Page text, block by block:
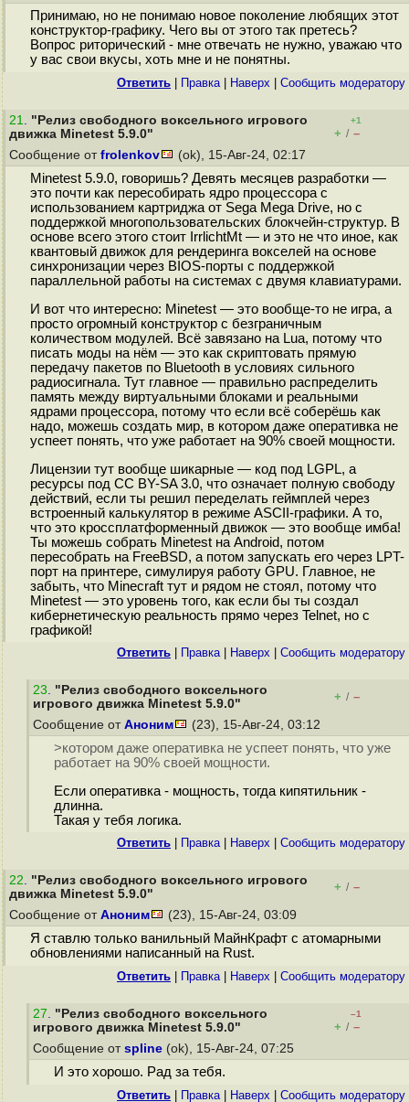
Принимаю, но не понимаю новое поколение любящих этот
конструктор-графику. Чего вы от этого так претесь?
Вопрос риторический - мне отвечать не нужно, уважаю что
у вас свои вкусы, хоть мне и не понятны.
Ответить Правка| Наверх Cообщить модератору
21. "Релиз свободного воксельного игрового
движка Minetest 5.9.0"
+1
+ / –
Сообщение от frolenkov (ok), 15-Авг-24, 02:17
Minetest 5.9.0, говоришь? Девять месяцев разработки —
это почти как пересобирать ядро процессора с
использованием картриджа от Sega Mega Drive, но с
поддержкой многопользовательских блокчейн-структур. В
основе всего этого стоит IrrlichtMt — и это не что иное, как
квантовый движок для рендеринга вокселей на основе
синхронизации через BIOS-порты с поддержкой
параллельной работы на системах с двумя клавиатурами.
И вот что интересно: Minetest — это вообще-то не игра, а
просто огромный конструктор с безграничным
количеством модулей. Всё завязано на Lua, потому что
писать моды на нём — это как скриптовать прямую
передачу пакетов по Bluetooth в условиях сильного
радиосигнала. Тут главное — правильно распределить
память между виртуальными блоками и реальными
ядрами процессора, потому что если всё соберёшь как
надо, можешь создать мир, в котором даже оперативка не
успеет понять, что уже работает на 90% своей мощности.
Лицензии тут вообще шикарные — код под LGPL, а
ресурсы под CC BY-SA 3.0, что означает полную свободу
действий, если ты решил переделать геймплей через
встроенный калькулятор в режиме ASCII-графики. А то,
что это кроссплатформенный движок — это вообще имба!
Ты можешь собрать Minetest на Android, потом
пересобрать на FreeBSD, а потом запускать его через LPT-
порт на принтере, симулируя работу GPU. Главное, не
забыть, что Minecraft тут и рядом не стоял, потому что
Minetest — это уровень того, как если бы ты создал
кибернетическую реальность прямо через Telnet, но с
графикой!
Ответить Правка| Наверх Cообщить модератору
23. "Релиз свободного воксельного
игрового движка Minetest 5.9.0"
+ / –
Сообщение от Аноним (23), 15-Авг-24, 03:12
>котором даже оперативка не успеет понять, что уже
работает на 90% своей мощности.
Если оперативка - мощность, тогда кипятильник -
длинна.
Такая у тебя логика.
Ответить Правка| Наверх Cообщить модератору
22. "Релиз свободного воксельного игрового
движка Minetest 5.9.0"
+ / –
Сообщение от Аноним (23), 15-Авг-24, 03:09
Я ставлю только ванильный МайнКрафт с атомарными
обновлениями написанный на Rust.
Ответить Правка| Наверх Cообщить модератору
27. "Релиз свободного воксельного
игрового движка Minetest 5.9.0"
–1
+ / –
Сообщение от spline (ok), 15-Авг-24, 07:25
И это хорошо. Рад за тебя.
Ответить Правка| Наверх Cообщить модератору